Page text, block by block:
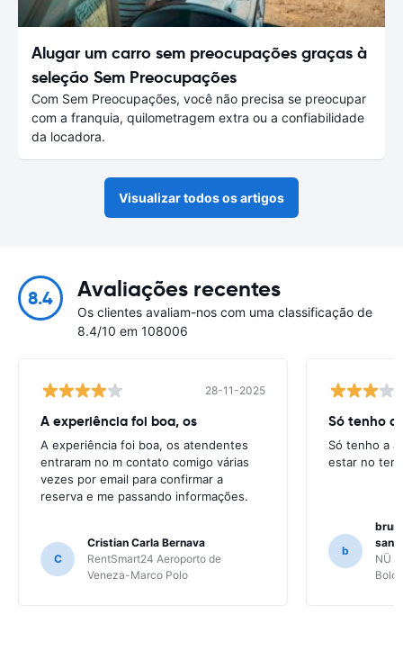
Alugar um carro sem preocupações graças à
seleção Sem Preocupações
Com Sem Preocupações, você não precisa se preocupar
com a franquia, quilometragem extra ou a confiabilidade
da locadora.
Visualizar todos os artigos
8.4 Avaliações recentes
Os clientes avaliam-nos com uma classificação de
8.4/10 em 108006
28-11-2025
A experiência foi boa, os
A experiência foi boa, os atendentes
entraram no m contato comigo várias
vezes por email para confirmar a
reserva e me passando informações.
C
Cristian Carla Bernava
RentSmart24 Aeroporto de
Veneza-Marco Polo
Só tenho a
Só tenho a
estar no
b
NÜ